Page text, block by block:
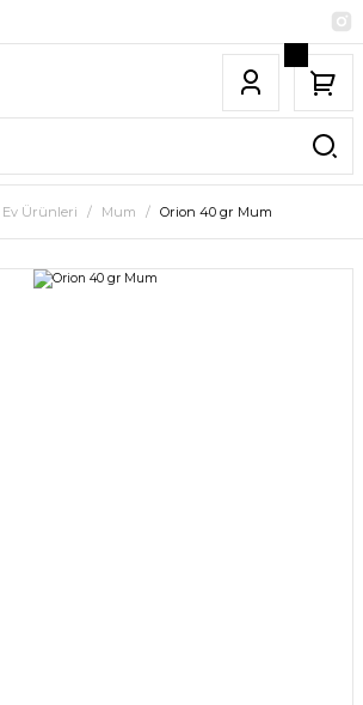
Ev Ürünleri Mum Orion 40 gr Mum